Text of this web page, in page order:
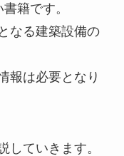
籍です。
なる建築設備の
報は必要となり
していきます。